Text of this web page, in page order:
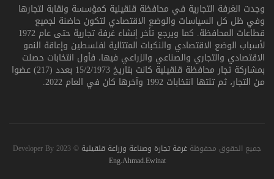
وجدت الغرفة التجارية في محافظة قلقيلية كمؤسسة ونقابة لتجارها
وفي ظل كل السياسات والوضع الاقتصادي لتكون حاضنة لجميع
قطاعات المحافظة. كما ويرجع تأخر إنشاء غرفة تجارية حتى عام 1972
لأسباب الوضع الاقتصادي والنكبات المتتالية لفلسطين وإعاقة النمو
الاقتصادي والتجاري والصناعي والزراعي فيها، فأول انتخابات حصلت
بمشاركة تجار محافظة قلقيلية كانت بتاريخ 15/2/1973 بعدد (217) عضوا
من التجار، ثم تلتها انتخابات 1992 وآخرها كان في العام 2022.
جميع الحقوق محفوظة غرفة تجارة وصناعة وزراعة قلقيلية © 2023 Developer By
Eng.Ahmad.Ewinat